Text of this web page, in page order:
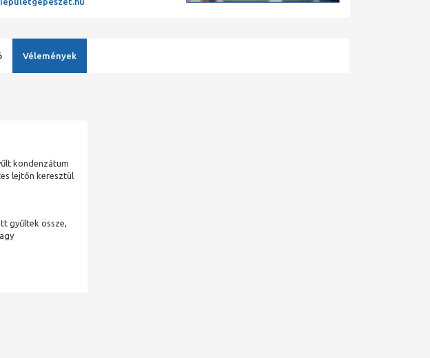
Vélemények
kondenzátum
lejtőn keresztül
gyűltek össze,